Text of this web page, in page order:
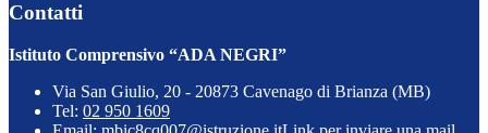
Contatti
Istituto Comprensivo “ADA NEGRI”
Via San Giulio, 20 - 20873 Cavenago di Brianza (MB)
Tel: 02 950 1609